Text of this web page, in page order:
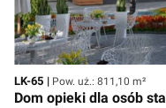
Kod
LK-65 Powierzchnia użytkowa
Pow. uż.: 811,10 m²
Dom opieki dla osób